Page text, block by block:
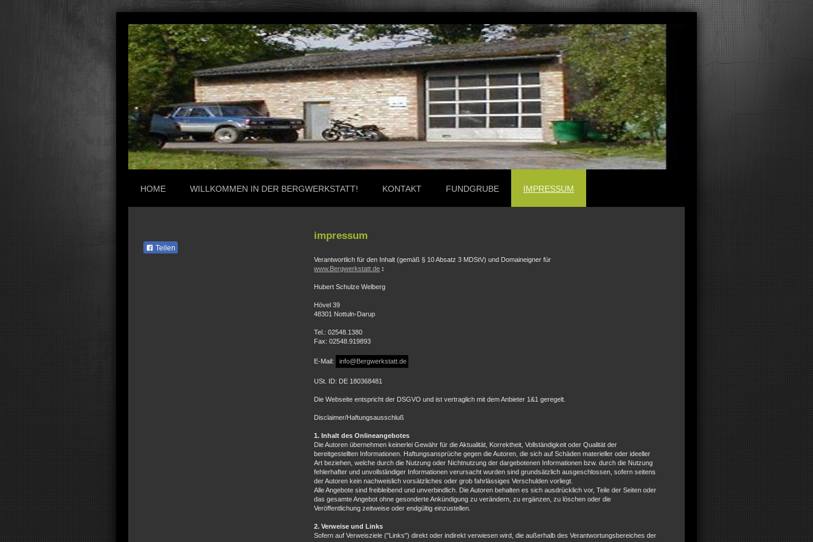
HOME WILLKOMMEN IN DER BERGWERKSTATT! KONTAKT FUNDGRUBE IMPRESSUM
impressum
Verantwortlich für den Inhalt (gemäß § 10 Absatz 3 MDStV) und Domaineigner für
www.Bergwerkstatt.de :
Hubert Schulze Welberg
Hövel 39
48301 Nottuln-Darup
Tel.: 02548.1380
Fax: 02548.919893
E-Mail: info@Bergwerkstatt.de
USt. ID: DE 180368481
Die Webseite entspricht der DSGVO und ist vertraglich mit dem Anbieter 1&1 geregelt.
Disclaimer/Haftungsausschluß
1. Inhalt des Onlineangebotes
Die Autoren übernehmen keinerlei Gewähr für die Aktualität, Korrektheit, Vollständigkeit oder Qualität der
bereitgestellten Informationen. Haftungsansprüche gegen die Autoren, die sich auf Schäden materieller oder ideeller
Art beziehen, welche durch die Nutzung oder Nichtnutzung der dargebotenen Informationen bzw. durch die Nutzung
fehlerhafter und unvollständiger Informationen verursacht wurden sind grundsätzlich ausgeschlossen, sofern seitens
der Autoren kein nachweislich vorsätzliches oder grob fahrlässiges Verschulden vorliegt.
Alle Angebote sind freibleibend und unverbindlich. Die Autoren behalten es sich ausdrücklich vor, Teile der Seiten oder
das gesamte Angebot ohne gesonderte Ankündigung zu verändern, zu ergänzen, zu löschen oder die
Veröffentlichung zeitweise oder endgültig einzustellen.
2. Verweise und Links
Sofern auf Verweisziele ("Links") direkt oder indirekt verwiesen wird, die außerhalb des Verantwortungsbereiches der
Teilen